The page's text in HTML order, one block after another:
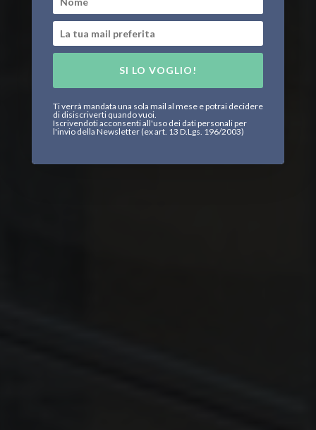
SI LO VOGLIO!
Ti verrà mandata una sola mail al mese e potrai decidere
di disiscriverti quando vuoi.
Iscrivendoti acconsenti all'uso dei dati personali per
l'invio della Newsletter (ex art. 13 D.Lgs. 196/2003)